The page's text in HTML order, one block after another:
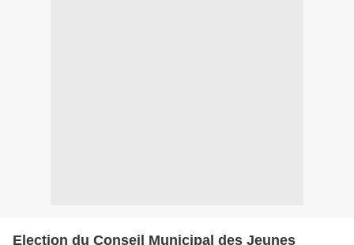
Election du Conseil Municipal des Jeunes